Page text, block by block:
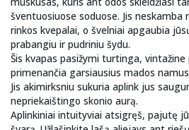
šventuosiuose soduose. Jis neskamba
rinkos kvepalai, o švelniai apgaubia
prabangiu ir pudriniu šydu.
Šis kvapas pasižymi turtinga,
primenančia garsiausius mados
Jis akimirksniu sukuria aplink jus
nepriekaištingo skonio aurą.
Aplinkiniai intuityviai atsigręš, pajutę